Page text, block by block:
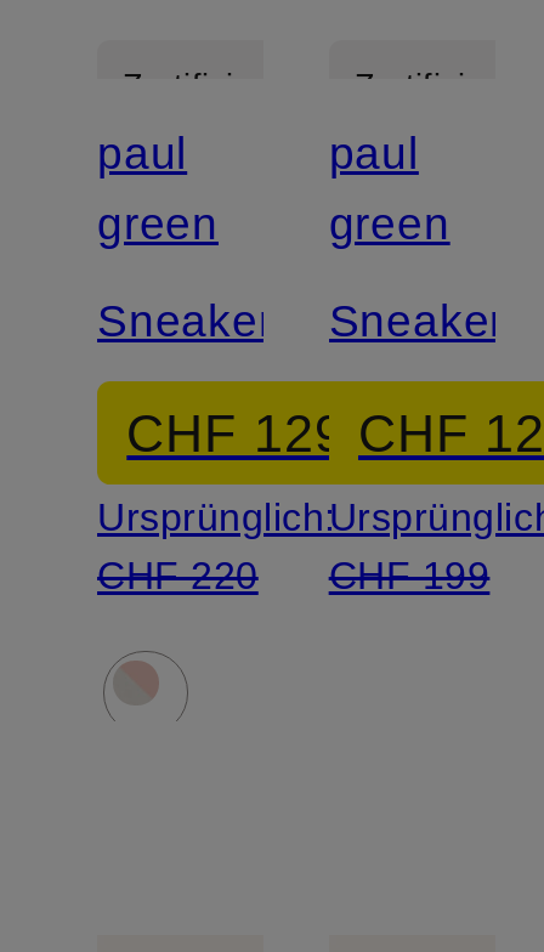
Zertifiziert
paul
green
Sneaker
CHF 129
Ursprünglich:
CHF 220
Zertifiziert
paul
green
Sneaker
CHF
CHF 199